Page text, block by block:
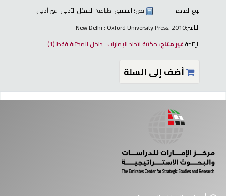
نوع المادة :
نص؛ التنسيق: طباعة؛ الشكل الأدبي: غير أدبي
الناشر:New Delhi : Oxford University Press, 2010
الإتاحة:غير متاح: مكتبة اتحاد الإمارات : داخل المكتبة فقط(1).
أضف إلى السلة